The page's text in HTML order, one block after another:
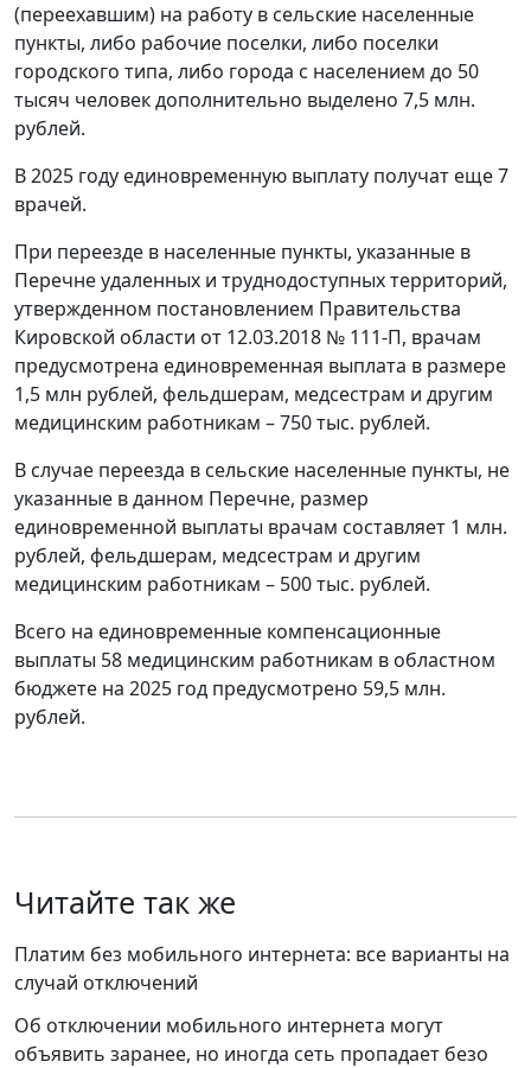
(переехавшим) на работу в сельские населенные
пункты, либо рабочие поселки, либо поселки
городского типа, либо города с населением до 50
тысяч человек дополнительно выделено 7,5 млн.
рублей.
В 2025 году единовременную выплату получат еще 7
врачей.
При переезде в населенные пункты, указанные в
Перечне удаленных и труднодоступных территорий,
утвержденном постановлением Правительства
Кировской области от 12.03.2018 № 111-П, врачам
предусмотрена единовременная выплата в размере
1,5 млн рублей, фельдшерам, медсестрам и другим
медицинским работникам – 750 тыс. рублей.
В случае переезда в сельские населенные пункты, не
указанные в данном Перечне, размер
единовременной выплаты врачам составляет 1 млн.
рублей, фельдшерам, медсестрам и другим
медицинским работникам – 500 тыс. рублей.
Всего на единовременные компенсационные
выплаты 58 медицинским работникам в областном
бюджете на 2025 год предусмотрено 59,5 млн.
рублей.
Читайте так же
Платим без мобильного интернета: все варианты на
случай отключений
Об отключении мобильного интернета могут
объявить заранее, но иногда сеть пропадает безо